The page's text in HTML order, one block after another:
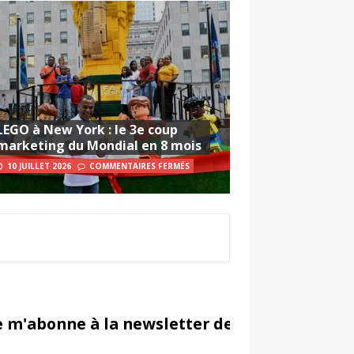
à New York : le 3e coup
du Mondial en 8 mois
10 JUILLET 2026 COMMENTAIRES FERMÉS
m'abonne à la newsletter de